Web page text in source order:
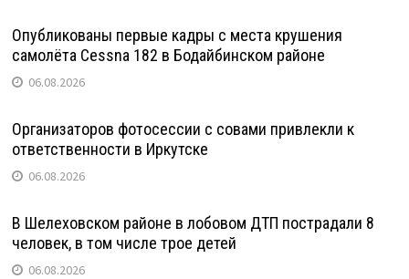
Опубликованы первые кадры с места крушения
самолёта Cessna 182 в Бодайбинском районе
06.08.2026
Организаторов фотосессии с совами привлекли к
ответственности в Иркутске
06.08.2026
В Шелеховском районе в лобовом ДТП пострадали 8
человек, в том числе трое детей
06.08.2026